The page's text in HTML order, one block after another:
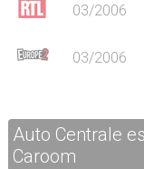
03/2006
03/2006
Auto Centrale
Caroom